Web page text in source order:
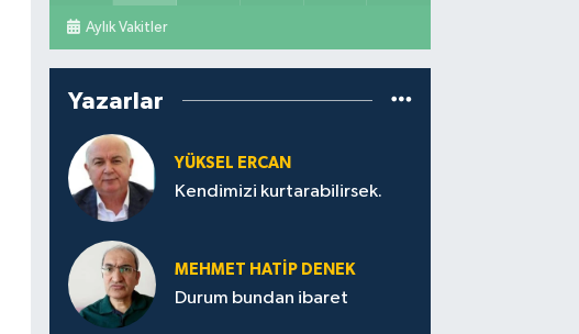
Aylık Vakitler
Yazarlar
YÜKSEL ERCAN
Kendimizi kurtarabilirsek.
MEHMET HATİP DENEK
Durum bundan ibaret